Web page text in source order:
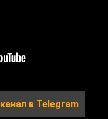
канал в Telegram